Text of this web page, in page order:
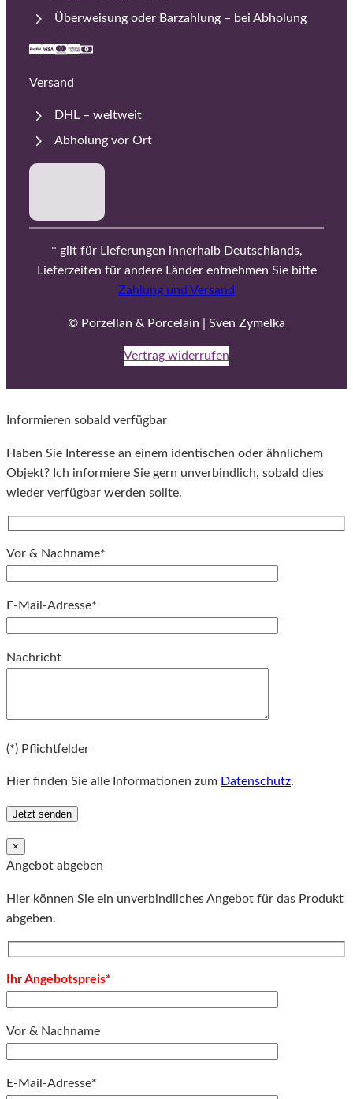
Überweisung oder Barzahlung – bei Abholung
Versand
DHL – weltweit
Abholung vor Ort
* gilt für Lieferungen innerhalb Deutschlands,
Lieferzeiten für andere Länder entnehmen Sie bitte
Zahlung und Versand
© Porzellan & Porcelain | Sven Zymelka
Vertrag widerrufen
Informieren sobald verfügbar
Haben Sie Interesse an einem identischen oder ähnlichem
Objekt? Ich informiere Sie gern unverbindlich, sobald dies
wieder verfügbar werden sollte.
Vor & Nachname*
E-Mail-Adresse*
Nachricht
(*) Pflichtfelder
Hier finden Sie alle Informationen zum Datenschutz.
×
Angebot abgeben
Hier können Sie ein unverbindliches Angebot für das Produkt
abgeben.
Ihr Angebotspreis*
Vor & Nachname
E-Mail-Adresse*